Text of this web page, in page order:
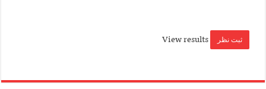
View results